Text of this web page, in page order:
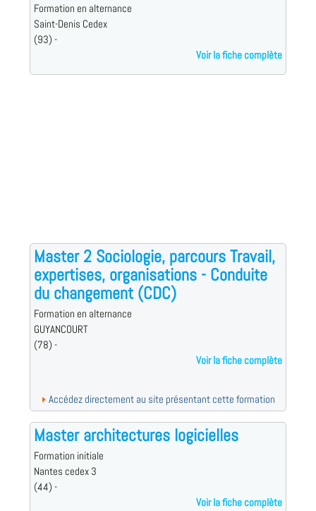
Formation en alternance
Saint-Denis Cedex
(93) -
Voir la fiche complète
Master 2 Sociologie, parcours Travail,
expertises, organisations - Conduite
du changement (CDC)
Formation en alternance
GUYANCOURT
(78) -
Voir la fiche complète
Accédez directement au site présentant cette formation
Master architectures logicielles
Formation initiale
Nantes cedex 3
(44) -
Voir la fiche complète